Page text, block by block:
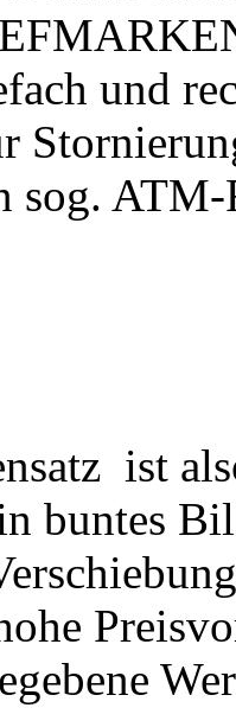
und
sog.
ist
buntes